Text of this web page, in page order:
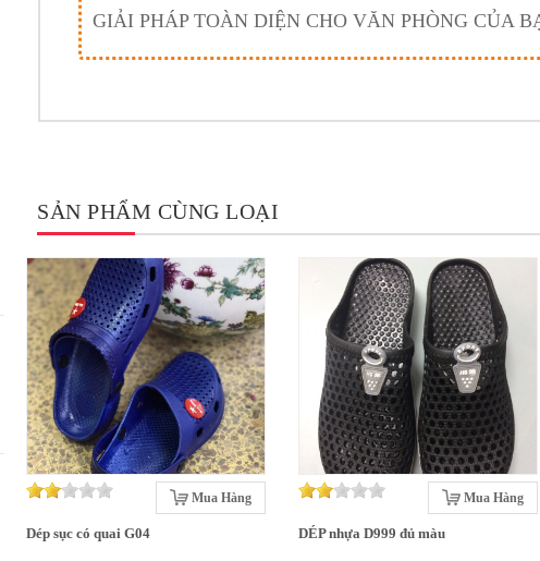
GIẢI PHÁP TOÀN DIỆN CHO VĂN PHÒNG CỦA
SẢN PHẨM CÙNG LOẠI
Mua Hàng
Dép sục có quai G04
Mua Hàng
DÉP nhựa D999 đủ màu